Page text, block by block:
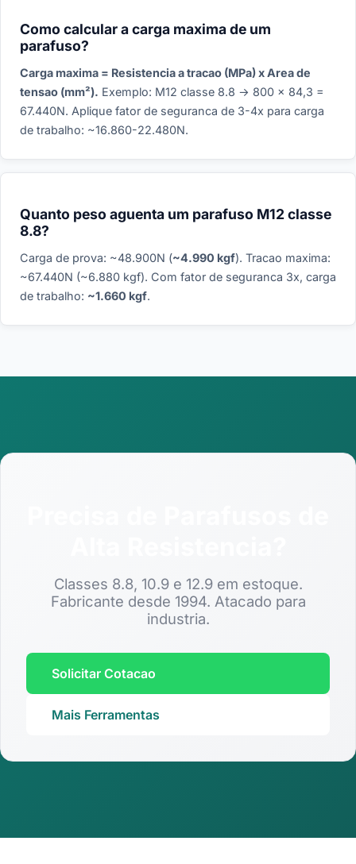
Como calcular a carga maxima de um
parafuso?
Carga maxima = Resistencia a tracao (MPa) x Area de
tensao (mm²). Exemplo: M12 classe 8.8 → 800 x 84,3 =
67.440N. Aplique fator de seguranca de 3-4x para carga
de trabalho: ~16.860-22.480N.
Quanto peso aguenta um parafuso M12 classe
8.8?
Carga de prova: ~48.900N (~4.990 kgf). Tracao maxima:
~67.440N (~6.880 kgf). Com fator de seguranca 3x, carga
de trabalho: ~1.660 kgf.
Classes 8.8, 10.9 e 12.9 em estoque.
Fabricante desde 1994. Atacado para
industria.
Solicitar Cotacao
Mais Ferramentas